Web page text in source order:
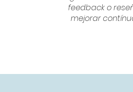
feedback o
mejorar